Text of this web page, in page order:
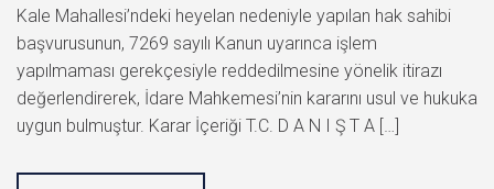
Kale Mahallesi’ndeki heyelan nedeniyle yapılan hak sahibi
başvurusunun, 7269 sayılı Kanun uyarınca işlem
yapılmaması gerekçesiyle reddedilmesine yönelik itirazı
değerlendirerek, İdare Mahkemesi’nin kararını usul ve hukuka
uygun bulmuştur. Karar İçeriği T.C. D A N I Ş T A […]